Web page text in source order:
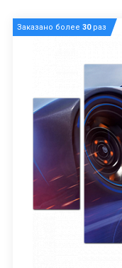
Заказано более 30раз